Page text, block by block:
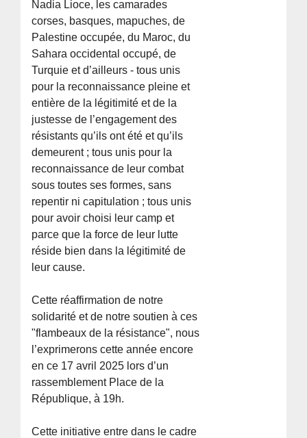
Nadia Lioce, les camarades
corses, basques, mapuches, de
Palestine occupée, du Maroc, du
Sahara occidental occupé, de
Turquie et d’ailleurs - tous unis
pour la reconnaissance pleine et
entière de la légitimité et de la
justesse de l’engagement des
résistants qu’ils ont été et qu’ils
demeurent ; tous unis pour la
reconnaissance de leur combat
sous toutes ses formes, sans
repentir ni capitulation ; tous unis
pour avoir choisi leur camp et
parce que la force de leur lutte
réside bien dans la légitimité de
leur cause.
Cette réaffirmation de notre
solidarité et de notre soutien à ces
"flambeaux de la résistance", nous
l’exprimerons cette année encore
en ce 17 avril 2025 lors d’un
rassemblement Place de la
République, à 19h.
Cette initiative entre dans le cadre